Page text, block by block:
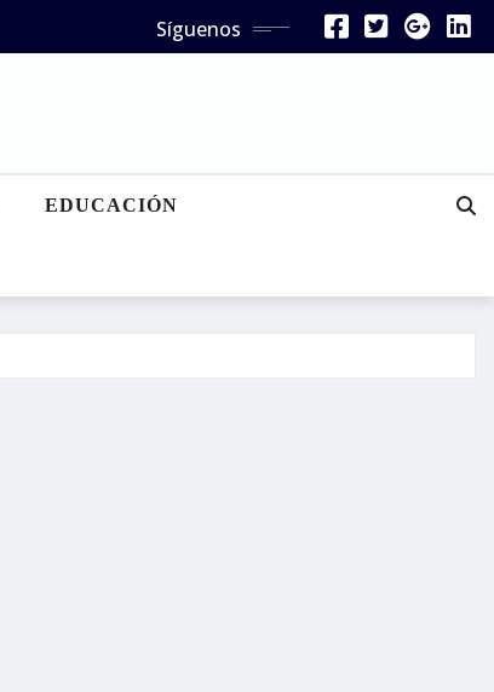
Síguenos
EDUCACIÓN